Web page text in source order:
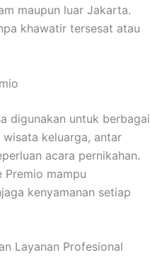
maupun luar Jakarta.
khawatir tersesat atau
digunakan untuk berbagai
keluarga, antar
acara pernikahan.
Premio mampu
kenyamanan setiap
Layanan Profesional